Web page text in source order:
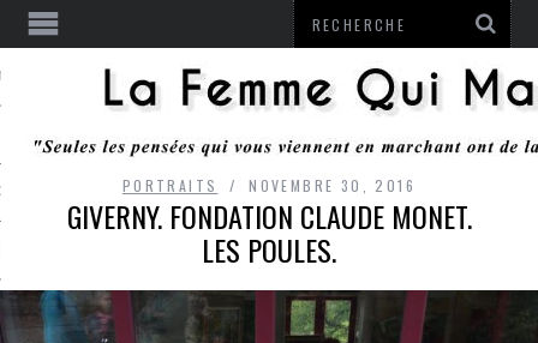
RESTER PORTRAITS NOVEMBRE 30, 2016
GIVERNY. FONDATION CLAUDE MONET.
LES POULES.